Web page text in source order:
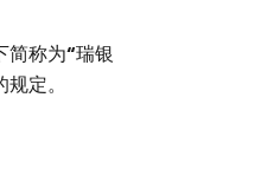
简称为“瑞银
定。